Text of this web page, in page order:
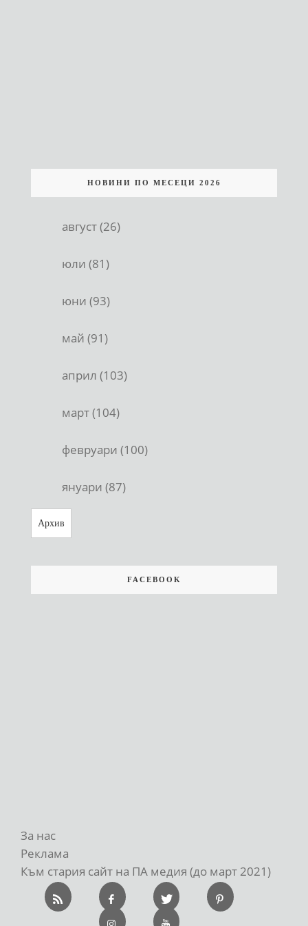
НОВИНИ ПО МЕСЕЦИ 2026
август (26)
юли (81)
юни (93)
май (91)
април (103)
март (104)
февруари (100)
януари (87)
Архив
FACEBOOK
За нас
Реклама
Към стария сайт на ПА медия (до март 2021)